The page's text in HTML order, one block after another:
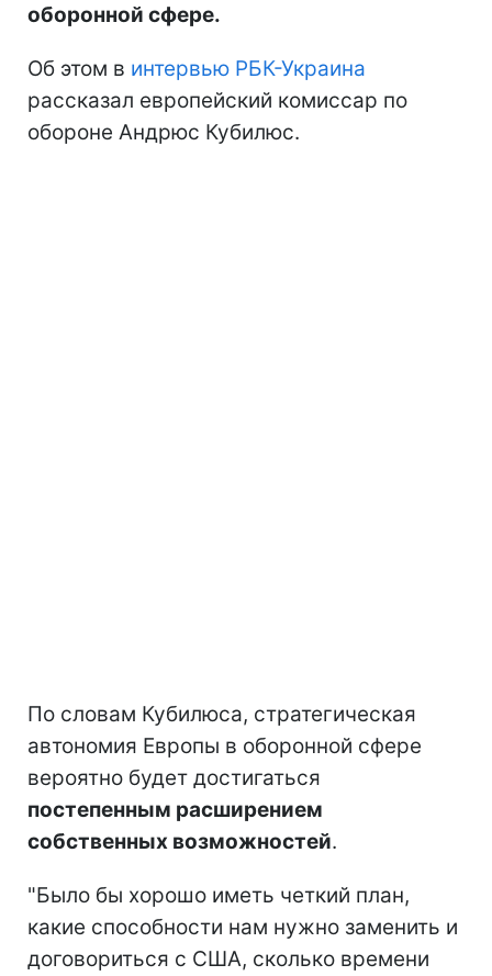
оборонной сфере.
Об этом в интервью РБК-Украина
рассказал европейский комиссар по
обороне Андрюс Кубилюс.
По словам Кубилюса, стратегическая
автономия Европы в оборонной сфере
вероятно будет достигаться
постепенным расширением
собственных возможностей.
"Было бы хорошо иметь четкий план,
какие способности нам нужно заменить и
договориться с США, сколько времени